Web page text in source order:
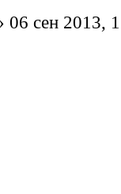
06 сен 2013,